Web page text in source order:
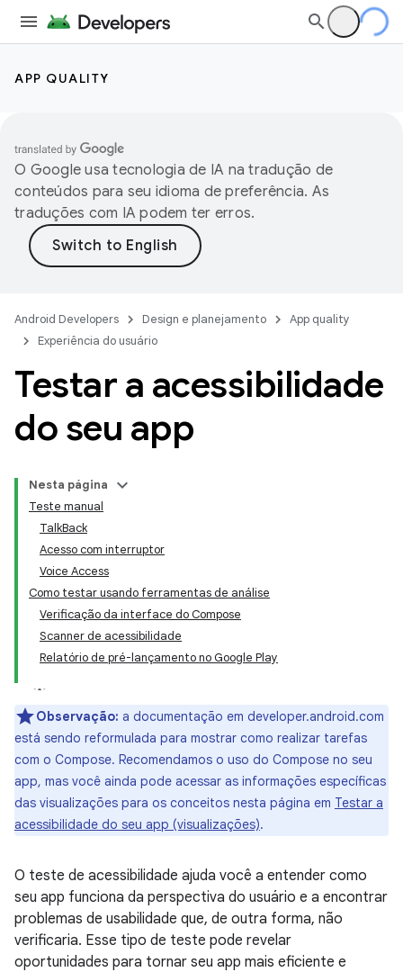
APP QUALITY
O Google usa tecnologia de IA na tradução de
conteúdos para seu idioma de preferência. As
traduções com IA podem ter erros.
Android Developers Design e planejamento
App quality
Experiência do usuário
Testar a acessibilidade
do seu app
Nesta página
Teste manual
TalkBack
Acesso com interruptor
Voice Access
Como testar usando ferramentas de análise
Verificação da interface do Compose
Scanner de acessibilidade
Relatório de pré-lançamento no Google Play
Observação: a documentação em developer.android.com
está sendo reformulada para mostrar como realizar tarefas
com o Compose. Recomendamos o uso do Compose no seu
app, mas você ainda pode acessar as informações específicas
das visualizações para os conceitos nesta página em Testar a
acessibilidade do seu app (visualizações).
O teste de acessibilidade ajuda você a entender como
seu app funciona da perspectiva do usuário e a encontrar
problemas de usabilidade que, de outra forma, não
verificaria. Esse tipo de teste pode revelar
oportunidades para tornar seu app mais eficiente e